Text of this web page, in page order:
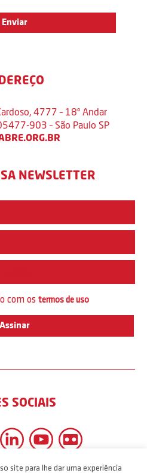
4777 – 18º Andar
903 – São Paulo SP
NEWSLETTER
com os termos de uso
SOCIAIS
site para lhe dar uma experiência